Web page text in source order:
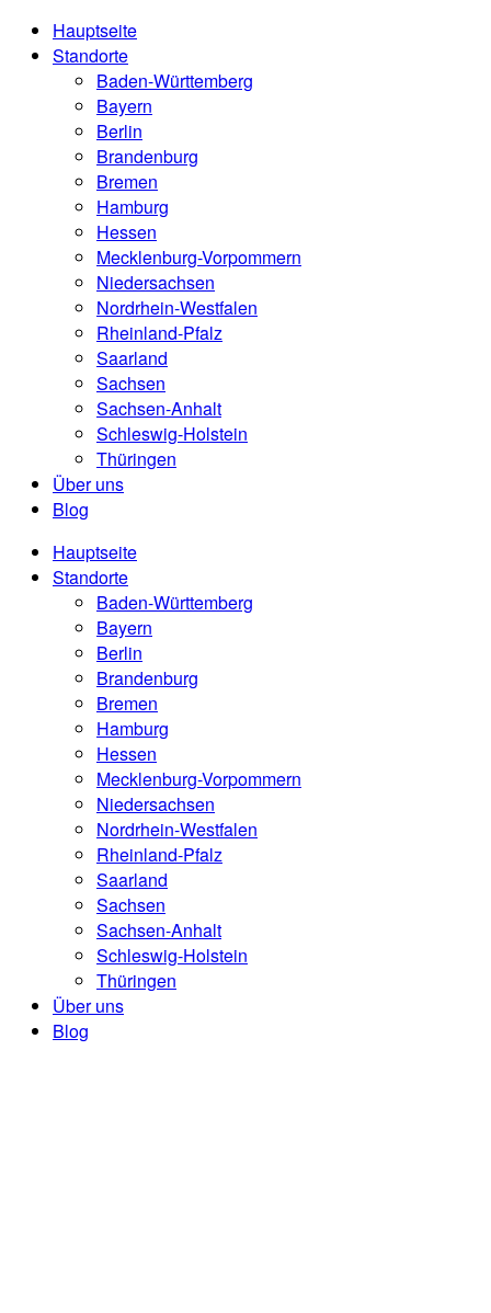
Hauptseite
Standorte
Baden-Württemberg
Bayern
Berlin
Brandenburg
Bremen
Hamburg
Hessen
Mecklenburg-Vorpommern
Niedersachsen
Nordrhein-Westfalen
Rheinland-Pfalz
Saarland
Sachsen
Sachsen-Anhalt
Schleswig-Holstein
Thüringen
Über uns
Blog
Hauptseite
Standorte
Baden-Württemberg
Bayern
Berlin
Brandenburg
Bremen
Hamburg
Hessen
Mecklenburg-Vorpommern
Niedersachsen
Nordrhein-Westfalen
Rheinland-Pfalz
Saarland
Sachsen
Sachsen-Anhalt
Schleswig-Holstein
Thüringen
Über uns
Blog